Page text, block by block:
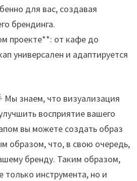
для вас, создавая
брендинга.
проекте**: от кафе до
универсален и адаптируется
Мы знаем, что визуализация
восприятие вашего
вы можете создать образ
образом, что, в свою очередь,
бренду. Таким образом,
только инструмента, но и